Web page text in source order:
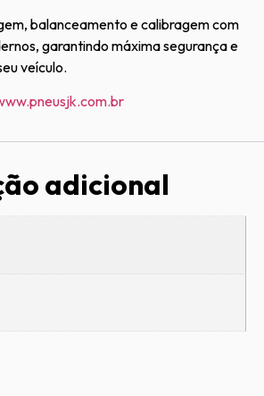
balanceamento e calibragem com
garantindo máxima segurança e
veículo.
adicional